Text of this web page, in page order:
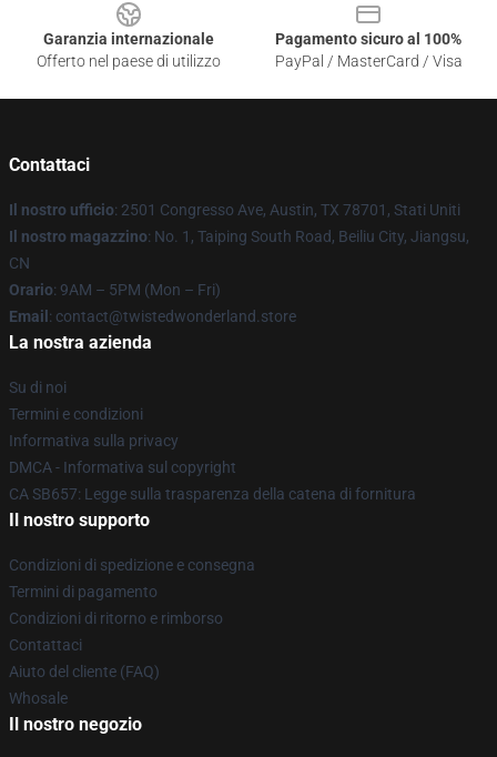
Garanzia internazionale
Offerto nel paese di utilizzo
Pagamento sicuro al 100%
PayPal / MasterCard / Visa
Contattaci
Il nostro ufficio: 2501 Congresso Ave, Austin, TX 78701, Stati Uniti
Il nostro magazzino: No. 1, Taiping South Road, Beiliu City, Jiangsu,
CN
Orario: 9AM – 5PM (Mon – Fri)
Email : contact@twistedwonderland.store
La nostra azienda
Su di noi
Termini e condizioni
Informativa sulla privacy
DMCA - Informativa sul copyright
CA SB657: Legge sulla trasparenza della catena di fornitura
Il nostro supporto
Condizioni di spedizione e consegna
Termini di pagamento
Condizioni di ritorno e rimborso
Contattaci
Aiuto del cliente (FAQ)
Whosale
Il nostro negozio